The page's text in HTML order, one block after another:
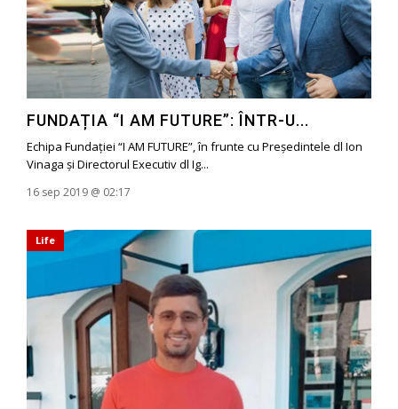
FUNDAȚIA “I AM FUTURE”: ÎNTR-U...
Echipa Fundației “I AM FUTURE”, în frunte cu Președintele dl Ion
Vinaga și Directorul Executiv dl Ig...
16 sep 2019 @ 02:17
Life